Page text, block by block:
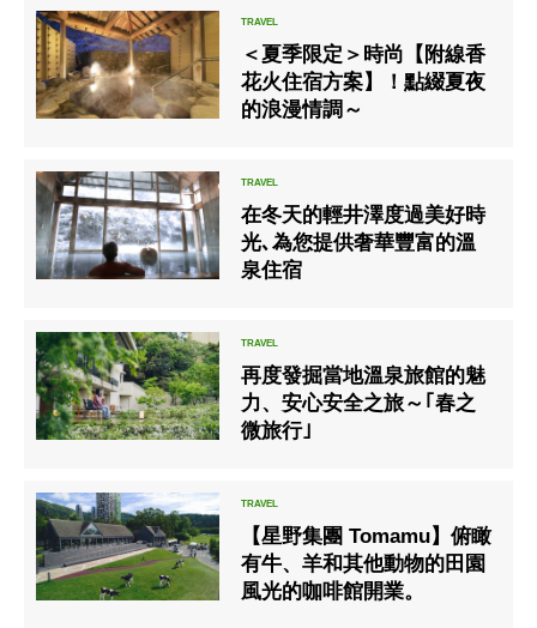
＜夏季限定＞時尚【附線香
花火住宿方案】！點綴夏夜
的浪漫情調～
在冬天的輕井澤度過美好時
光､為您提供奢華豐富的溫
泉住宿
再度發掘當地溫泉旅館的魅
力、安心安全之旅～｢春之
微旅行｣
【星野集團 Tomamu】俯瞰
有牛、羊和其他動物的田園
風光的咖啡館開業。